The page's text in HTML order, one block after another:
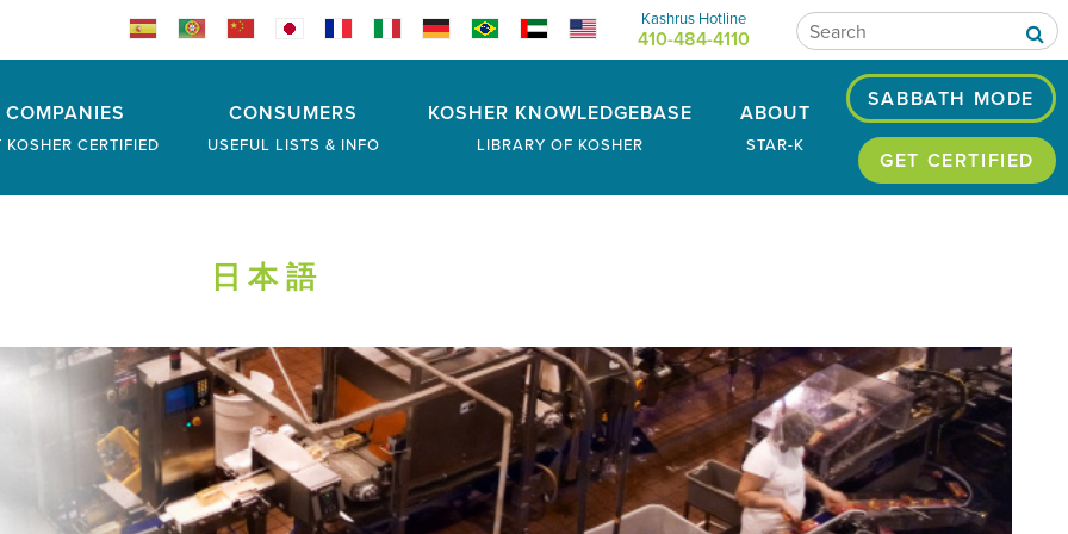
Kashrus Hotline
410-484-4110
COMPANIES
KOSHER CERTIFIED
CONSUMERS
USEFUL LISTS & INFO
KOSHER KNOWLEDGEBASE
LIBRARY OF KOSHER
ABOUT
STAR-K
SABBATH MODE
GET CERTIFIED
日本語